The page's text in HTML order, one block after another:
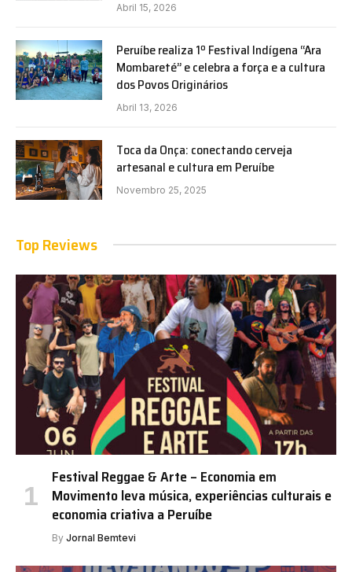
Abril 15, 2026
Peruíbe realiza 1º Festival Indígena “Ara
Mombareté” e celebra a força e a cultura
dos Povos Originários
Abril 13, 2026
Toca da Onça: conectando cerveja
artesanal e cultura em Peruíbe
Novembro 25, 2025
Top Reviews
Festival Reggae & Arte – Economia em
Movimento leva música, experiências culturais e
economia criativa a Peruíbe
By Jornal Bemtevi